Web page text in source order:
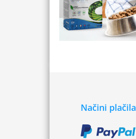
Načini plačila